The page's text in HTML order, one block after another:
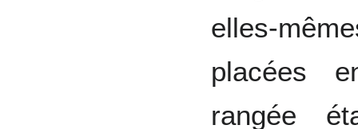
elles-
placées
rangée